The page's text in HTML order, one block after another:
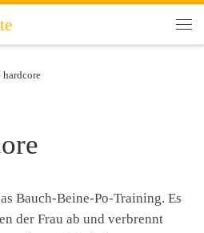
hardcore
Bauch-Beine-Po-Training. Es
der Frau ab und verbrennt